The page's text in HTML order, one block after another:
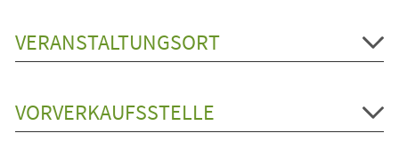
VERANSTALTUNGSORT
VORVERKAUFSSTELLE